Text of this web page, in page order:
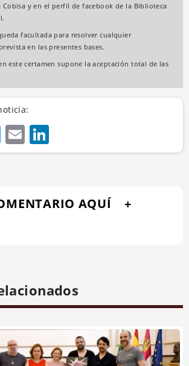
y en el perfil de facebook de la Biblioteca
facultada para resolver cualquier
en las presentes bases.
este certamen supone la aceptación total de las
Twitter
Email
AQUÍ